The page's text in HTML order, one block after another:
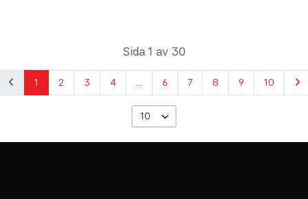
Sida 1 av 30
1 2 3 4 6 7 8 9 10
10